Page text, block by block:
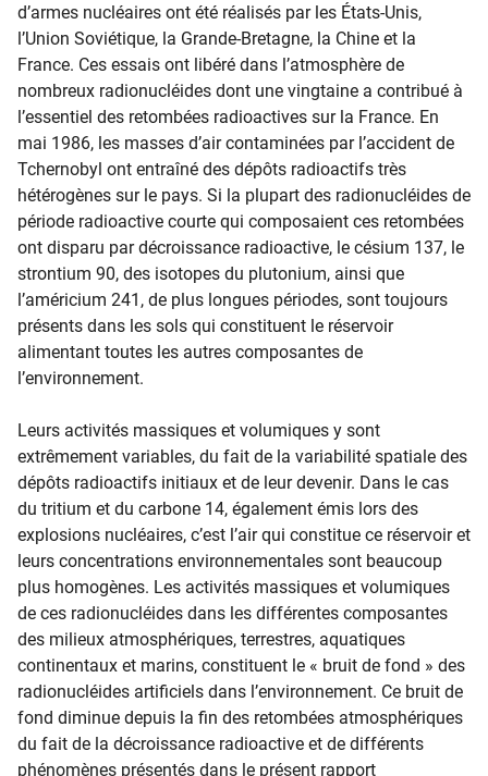
d’armes nucléaires ont été réalisés par les États-Unis,
l’Union Soviétique, la Grande-Bretagne, la Chine et la
France. Ces essais ont libéré dans l’atmosphère de
nombreux radionucléides dont une vingtaine a contribué à
l’essentiel des retombées radioactives sur la France. En
mai 1986, les masses d’air contaminées par l’accident de
Tchernobyl ont entraîné des dépôts radioactifs très
hétérogènes sur le pays. Si la plupart des radionucléides de
période radioactive courte qui composaient ces retombées
ont disparu par décroissance radioactive, le césium 137, le
strontium 90, des isotopes du plutonium, ainsi que
l’américium 241, de plus longues périodes, sont toujours
présents dans les sols qui constituent le réservoir
alimentant toutes les autres composantes de
l’environnement.
Leurs activités massiques et volumiques y sont
extrêmement variables, du fait de la variabilité spatiale des
dépôts radioactifs initiaux et de leur devenir. Dans le cas
du tritium et du carbone 14, également émis lors des
explosions nucléaires, c’est l’air qui constitue ce réservoir et
leurs concentrations environnementales sont beaucoup
plus homogènes. Les activités massiques et volumiques
de ces radionucléides dans les différentes composantes
des milieux atmosphériques, terrestres, aquatiques
continentaux et marins, constituent le « bruit de fond » des
radionucléides artificiels dans l’environnement. Ce bruit de
fond diminue depuis la fin des retombées atmosphériques
du fait de la décroissance radioactive et de différents
phénomènes présentés dans le présent rapport